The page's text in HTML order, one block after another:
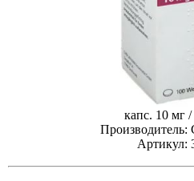
капс. 10 мг
Производитель:
Артикул: